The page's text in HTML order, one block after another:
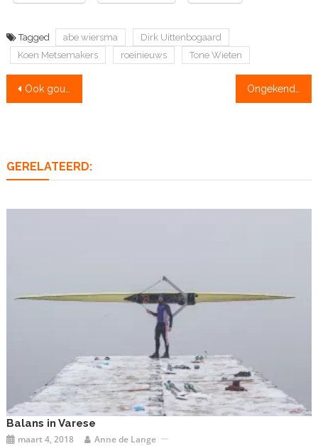
Tagged abe wiersma
Dirk Uittenbogaard
Koen Metsemakers
roeinieuws Tone Wieten
Bericht
Ook goud voor vrouwendubbelvier Ongekende EK-buit bij een uitzonderlijk toernooi in een exceptioneel seizoen
GERELATEERD:
Balans in Varese
maart 4, 2018 Anne de Lange